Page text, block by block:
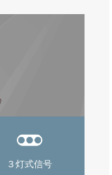
３灯式信号